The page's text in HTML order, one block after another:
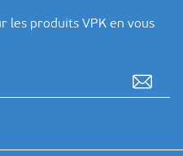
les produits VPK en vous